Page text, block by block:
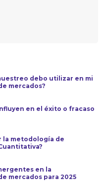
debo utilizar en mi
mercados?
en el éxito o fracaso
la metodología de
en la
mercados para 2025